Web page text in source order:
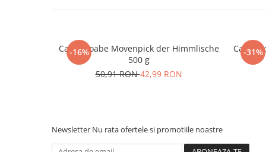
-16%
Cafea boabe Movenpick der Himmlische
500 g
50,91 RON42,99 RON
-31%
Cafea
Newsletter Nu rata ofertele si promotiile noastre